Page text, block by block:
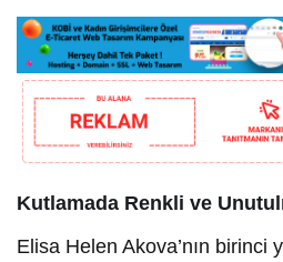
Kutlamada Renkli ve
Elisa Helen Akova’nın birinci